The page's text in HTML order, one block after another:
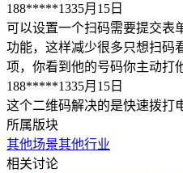
188*****1335月15日
可以设置一个扫码需要提交表
功能，这样减少很多只想扫码
项，你看到他的号码你主动打
188*****1335月15日
这个二维码解决的是快速拨打
所属版块
其他场景其他行业
相关讨论